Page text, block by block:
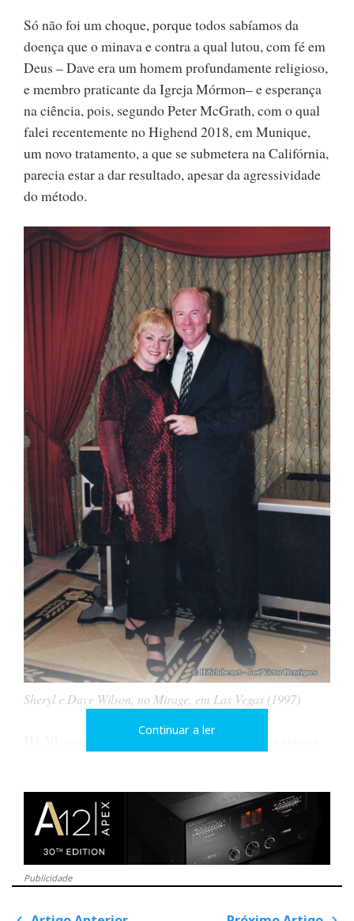
Só não foi um choque, porque todos sabíamos da
doença que o minava e contra a qual lutou, com fé em
Deus – Dave era um homem profundamente religioso,
e membro praticante da Igreja Mórmon– e esperança
na ciência, pois, segundo Peter McGrath, com o qual
falei recentemente no Highend 2018, em Munique,
um novo tratamento, a que se submetera na Califórnia,
parecia estar a dar resultado, apesar da agressividade
do método.
Sheryl e Dave Wilson, no Mirage, em Las Vegas (1997)
Há 30 anos que conheço Dave Wilson e a sua esposa
suite,
que normalmente alugavam no Mirage, com
gentileza e hospitalidade.
E, claro, Dave trazia sempre na bagagem as novidades
em primeira mão que eram o deleite da imprensa
Continuar a ler
Publicidade